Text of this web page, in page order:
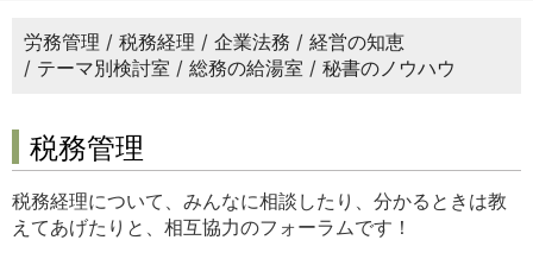
労務管理 税務経理 企業法務
経営の知恵
テーマ別検討室
総務の給湯室 秘書のノウハウ
税務管理
税務経理について、みんなに相談したり、分かるときは教
えてあげたりと、相互協力のフォーラムです！